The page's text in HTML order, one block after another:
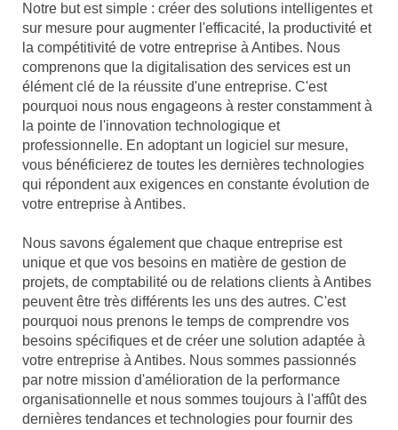
Notre but est simple : créer des solutions intelligentes et
sur mesure pour augmenter l'efficacité, la productivité et
la compétitivité de votre entreprise à Antibes. Nous
comprenons que la digitalisation des services est un
élément clé de la réussite d'une entreprise. C'est
pourquoi nous nous engageons à rester constamment à
la pointe de l'innovation technologique et
professionnelle. En adoptant un logiciel sur mesure,
vous bénéficierez de toutes les dernières technologies
qui répondent aux exigences en constante évolution de
votre entreprise à Antibes.
Nous savons également que chaque entreprise est
unique et que vos besoins en matière de gestion de
projets, de comptabilité ou de relations clients à Antibes
peuvent être très différents les uns des autres. C'est
pourquoi nous prenons le temps de comprendre vos
besoins spécifiques et de créer une solution adaptée à
votre entreprise à Antibes. Nous sommes passionnés
par notre mission d'amélioration de la performance
organisationnelle et nous sommes toujours à l'affût des
dernières tendances et technologies pour fournir des